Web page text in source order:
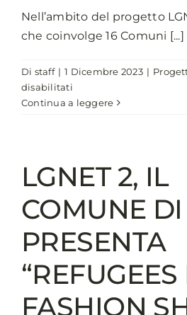
Nell’ambito del progetto
che coinvolge 16 Comuni [...]
Di staff | 1 Dicembre 2023 |
disabilitatisu
LGNET2,
le
assistite
housing
servizi
sanitari
Continua a leggere
LGNET 2, IL
COMUNE
PRESENTA
“REFUGEES
FASHION